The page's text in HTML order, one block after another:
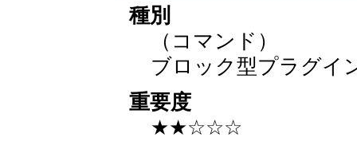
種別
（コマンド）
ブロック型プラグイ
重要度
★★☆☆☆